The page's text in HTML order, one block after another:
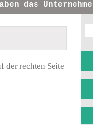
das
der rechten Seite